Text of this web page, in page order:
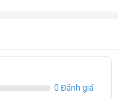
1050 Ti 4GT
0 Đánh giá